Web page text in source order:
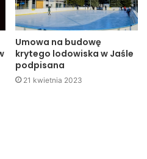
lub pieniędzy.
miasto
Umowa na budowę
krytego lodowiska w Jaśle
podpisana
21 kwietnia 2023